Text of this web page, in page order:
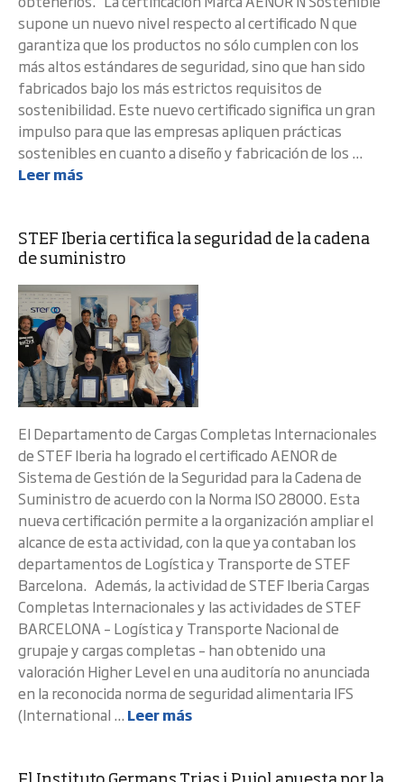
supone un nuevo nivel respecto al certificado N que
garantiza que los productos no sólo cumplen con los
más altos estándares de seguridad, sino que han sido
fabricados bajo los más estrictos requisitos de
sostenibilidad. Este nuevo certificado significa un gran
impulso para que las empresas apliquen prácticas
sostenibles en cuanto a diseño y fabricación de los ...
Leer más
STEF Iberia certifica la seguridad de la cadena
de suministro
El Departamento de Cargas Completas Internacionales
de STEF Iberia ha logrado el certificado AENOR de
Sistema de Gestión de la Seguridad para la Cadena de
Suministro de acuerdo con la Norma ISO 28000. Esta
nueva certificación permite a la organización ampliar el
alcance de esta actividad, con la que ya contaban los
departamentos de Logística y Transporte de STEF
Barcelona. Además, la actividad de STEF Iberia Cargas
Completas Internacionales y las actividades de STEF
BARCELONA – Logística y Transporte Nacional de
grupaje y cargas completas – han obtenido una
valoración Higher Level en una auditoría no anunciada
en la reconocida norma de seguridad alimentaria IFS
(International ... Leer más